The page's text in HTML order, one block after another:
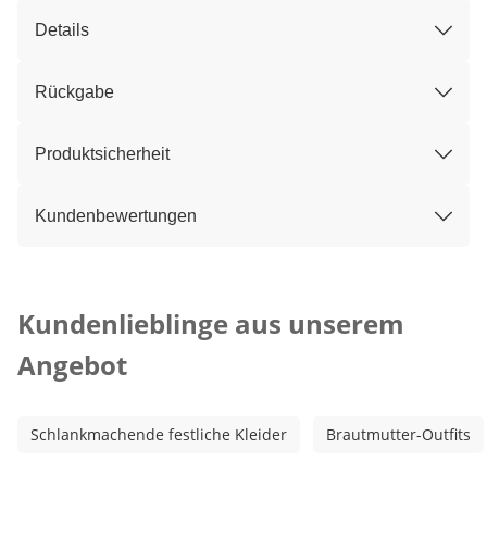
Details
Rückgabe
Produktsicherheit
Kundenbewertungen
Kundenlieblinge aus unserem
Angebot
Schlankmachende festliche Kleider Brautmutter-Outfits